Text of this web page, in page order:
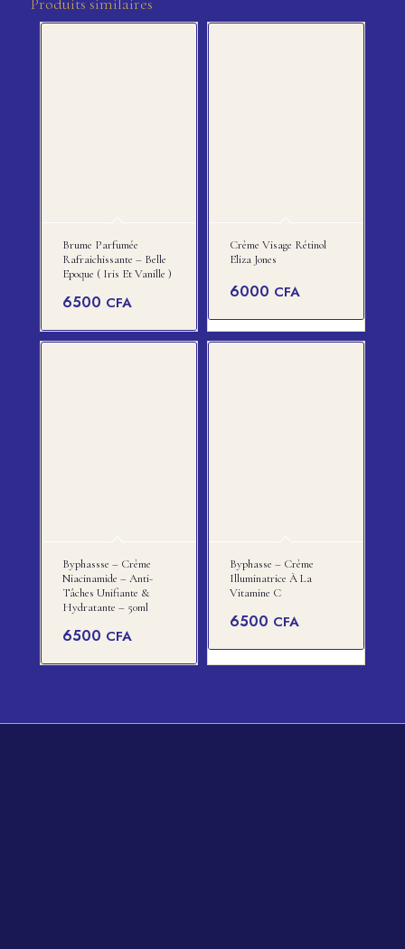
Brume Parfumée
Rafraichissante – Belle
Epoque ( Iris Et Vanille )
6500 CFA
Crème Visage Rétinol
Eliza Jones
6000 CFA
Byphassse – Crème
Niacinamide – Anti-
Tâches Unifiante &
Hydratante – 50ml
6500 CFA
Byphasse – Crème
Illuminatrice À La
Vitamine C
6500 CFA